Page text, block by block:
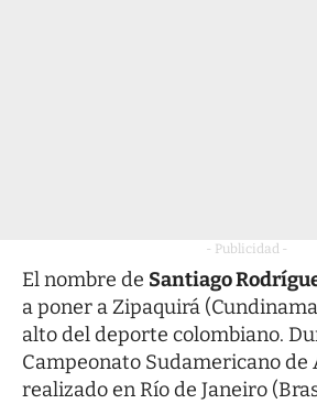
- Publicidad -
El nombre de Santiago
a poner a Zipaquirá
alto del deporte colombiano.
Campeonato Sudamericano de
realizado en Río de Janeiro